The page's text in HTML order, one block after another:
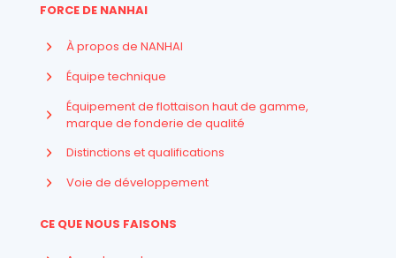
FORCE DE NANHAI
À propos de NANHAI
Équipe technique
Équipement de flottaison haut de gamme,
marque de fonderie de qualité
Distinctions et qualifications
Voie de développement
CE QUE NOUS FAISONS